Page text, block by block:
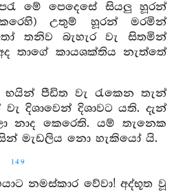
මේ පෙදෙසේ සියලු හූරන්
උතුම් හූරන් මරමින්
තනිව බැහැර වැ සිතමින්
තාගේ කායශක්තිය නැත්තේ
භයින් පීඩිත වැ රැකෙන තැන්
දිශාවෙන් දිශාවට යති. දැන්
නාද කෙරෙති. යම් තැනෙක
මැඩලිය නො හැකියෝ යි.
149
නමස්කාර වේවා! අද්භූත වූ